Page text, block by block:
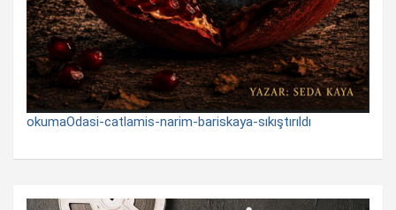
okumaOdasi-catlamis-narim-bariskaya-sıkıştırıldı